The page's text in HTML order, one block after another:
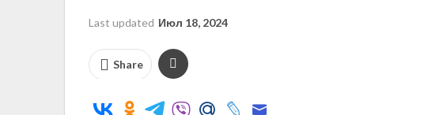
Last updated Июл 18, 2024
Share